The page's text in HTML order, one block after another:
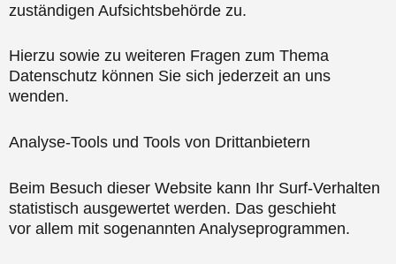
zuständigen Aufsichtsbehörde zu.
Hierzu sowie zu weiteren Fragen zum Thema
Datenschutz können Sie sich jederzeit an uns
wenden.
Analyse-Tools und Tools von Drittanbietern
Beim Besuch dieser Website kann Ihr Surf-Verhalten
statistisch ausgewertet werden. Das geschieht
vor allem mit sogenannten Analyseprogrammen.